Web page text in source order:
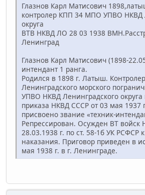
Глазнов Карл Матисович
контролер КПП 34 МПО УПВО НКВД
округа
ВТВ НКВД ЛО 28 03 1938
Ленинград
Глазнов Карл Матисович (1898-
интендант 1 ранга.
Родился в 1898 г. Латыш.
Ленинградского морского
УПВО НКВД Ленинградского
приказа НКВД СССР от 03 мая
присвоено звание «техник-
Репрессирован. Осужден ВТ войск
28.03.1938 г. по ст. 58-1б УК РСФСР
наказания. Приговор приведен в
мая 1938 г. в г. Ленинграде.